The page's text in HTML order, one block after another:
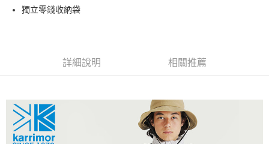
【「AFTEE先享後付」結帳流程】
３．收到繳費通知簡訊後14天內，點擊此簡訊中的連結，可透過四大超商／
ATM／網路銀行／等多元方式進行付款，方視為交易完成。
後付繳納相關費用。
※ 交易是否成功請以「AFTEE先享後付 」之結帳頁面顯示為準，若有關於
是否繳費成功／繳費後需取消欲退款等相關疑問，請聯繫「AFTEE先享後付
客戶支援中心」
https://netprotections.freshdesk.com/support/home
獨立零錢收納袋
詳細說明 相關推薦